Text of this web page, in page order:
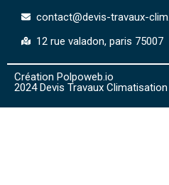
contact@devis-travaux-
12 rue valadon, paris 75007
Création Polpoweb.io
2024 Devis Travaux